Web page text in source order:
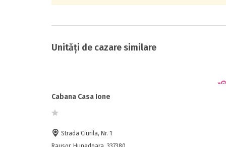
Unități de cazare similare
Cabana Casa Ione
Strada Ciurila, Nr. 1